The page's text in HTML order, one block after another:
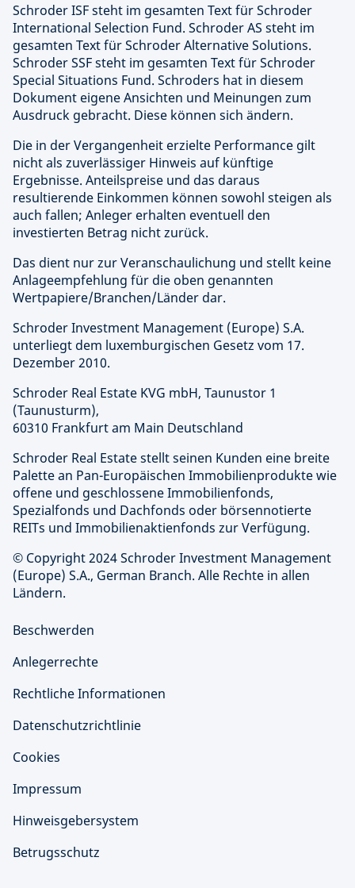
Schroder ISF steht im gesamten Text für Schroder
International Selection Fund. Schroder AS steht im
gesamten Text für Schroder Alternative Solutions.
Schroder SSF steht im gesamten Text für Schroder
Special Situations Fund. Schroders hat in diesem
Dokument eigene Ansichten und Meinungen zum
Ausdruck gebracht. Diese können sich ändern.
Die in der Vergangenheit erzielte Performance gilt
nicht als zuverlässiger Hinweis auf künftige
Ergebnisse. Anteilspreise und das daraus
resultierende Einkommen können sowohl steigen als
auch fallen; Anleger erhalten eventuell den
investierten Betrag nicht zurück.
Das dient nur zur Veranschaulichung und stellt keine
Anlageempfehlung für die oben genannten
Wertpapiere/Branchen/Länder dar.
Schroder Investment Management (Europe) S.A.
unterliegt dem luxemburgischen Gesetz vom 17.
Dezember 2010.
Schroder Real Estate KVG mbH, Taunustor 1
(Taunusturm),
60310 Frankfurt am Main Deutschland
Schroder Real Estate stellt seinen Kunden eine breite
Palette an Pan-Europäischen Immobilienprodukte wie
offene und geschlossene Immobilienfonds,
Spezialfonds und Dachfonds oder börsennotierte
REITs und Immobilienaktienfonds zur Verfügung.
© Copyright 2024 Schroder Investment Management
(Europe) S.A., German Branch. Alle Rechte in allen
Ländern.
Beschwerden
Anlegerrechte
Rechtliche Informationen
Datenschutzrichtlinie
Cookies
Impressum
Hinweisgebersystem
Betrugsschutz